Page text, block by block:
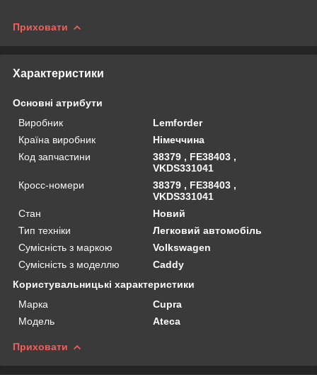
Приховати
Характеристики
Основні атрибути
Виробник
Lemforder
Країна виробник
Німеччина
Код запчастини
38379 , FE38403 ,
VKDS331041
Кросс-номери
38379 , FE38403 ,
VKDS331041
Стан
Новий
Тип техніки
Легковий автомобіль
Сумісність з маркою
Volkswagen
Сумісність з моделлю
Caddy
Користувальницькі характеристики
Марка
Cupra
Мoдель
Ateca
Приховати